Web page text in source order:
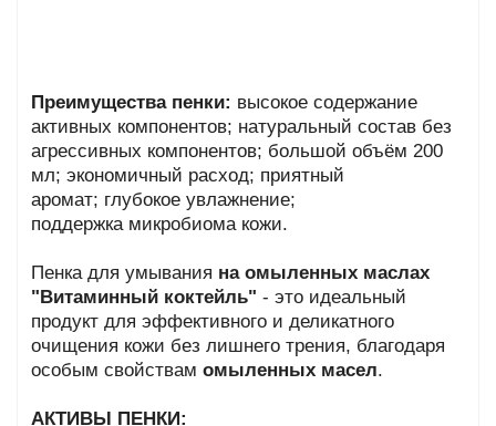
Преимущества пенки: высокое содержание
активных компонентов; натуральный состав без
агрессивных компонентов; большой объём 200
мл; экономичный расход; приятный
аромат; глубокое увлажнение;
поддержка микробиома кожи.
Пенка для умывания на омыленных маслах
"Витаминный коктейль" - это идеальный
продукт для эффективного и деликатного
очищения кожи без лишнего трения, благодаря
особым свойствам омыленных масел.
АКТИВЫ ПЕНКИ: